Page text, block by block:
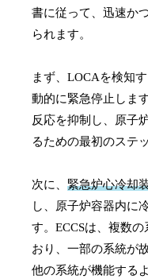
書に従って、迅速か
られます。
まず、LOCAを検知
動的に緊急停止しま
反応を抑制し、原子
るための最初のステ
次に、緊急炉心冷却
し、原子炉容器内に
す。ECCSは、複数
おり、一部の系統が
他の系統が機能する